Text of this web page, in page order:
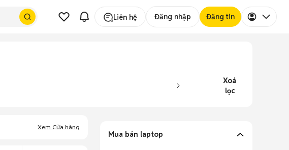
Liên hệ Đăng nhập Đăng tin
Xoá
lọc
Xem Cửa hàng
Mua bán laptop